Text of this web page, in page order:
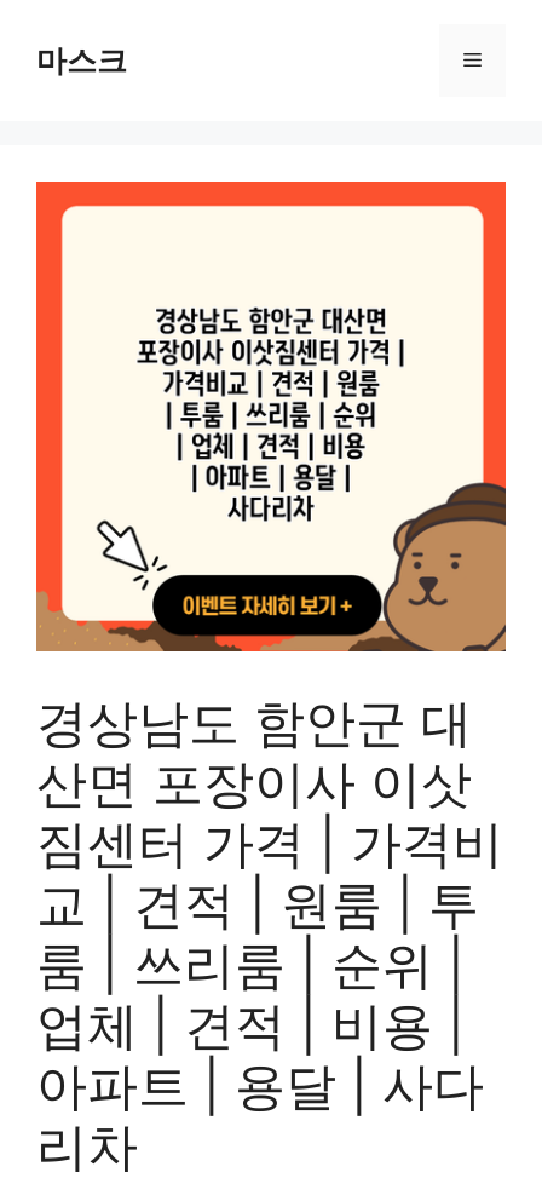
마스크 메
경상남도 함안군 대
산면 포장이사 이삿
짐센터 가격 | 가격비
교 | 견적 | 원룸 | 투
룸 | 쓰리룸 | 순위 |
업체 | 견적 | 비용 |
아파트 | 용달 | 사다
리차